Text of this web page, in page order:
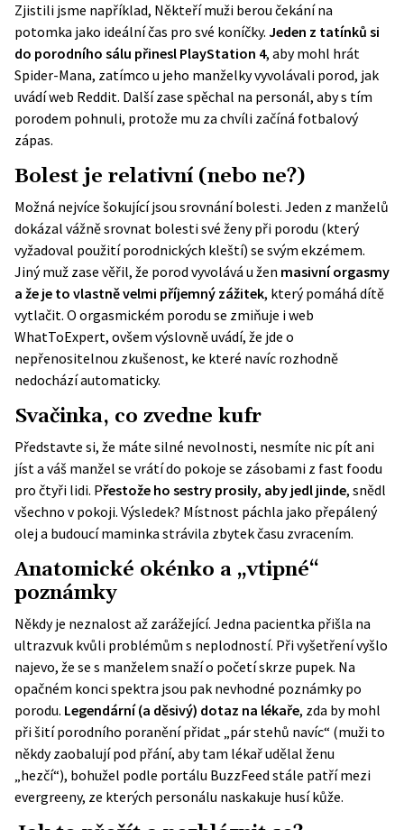
Zjistili jsme například, Někteří muži berou čekání na
potomka jako ideální čas pro své koníčky. Jeden z tatínků si
do porodního sálu přinesl PlayStation 4, aby mohl hrát
Spider-Mana, zatímco u jeho manželky vyvolávali porod, jak
uvádí web Reddit. Další zase spěchal na personál, aby s tím
porodem pohnuli, protože mu za chvíli začíná fotbalový
zápas.
Bolest je relativní (nebo ne?)
Možná nejvíce šokující jsou srovnání bolesti. Jeden z manželů
dokázal vážně srovnat bolesti své ženy při porodu (který
vyžadoval použití porodnických kleští) se svým ekzémem.
Jiný muž zase věřil, že porod vyvolává u žen masivní orgasmy
a že je to vlastně velmi příjemný zážitek, který pomáhá dítě
vytlačit. O orgasmickém porodu se zmiňuje i web
WhatToExpert, ovšem výslovně uvádí, že jde o
nepřenositelnou zkušenost, ke které navíc rozhodně
nedochází automaticky.
Svačinka, co zvedne kufr
Představte si, že máte silné nevolnosti, nesmíte nic pít ani
jíst a váš manžel se vrátí do pokoje se zásobami z fast foodu
pro čtyři lidi. Přestože ho sestry prosily, aby jedl jinde, snědl
všechno v pokoji. Výsledek? Místnost páchla jako přepálený
olej a budoucí maminka strávila zbytek času zvracením.
Anatomické okénko a „vtipné“
poznámky
Někdy je neznalost až zarážející. Jedna pacientka přišla na
ultrazvuk kvůli problémům s neplodností. Při vyšetření vyšlo
najevo, že se s manželem snaží o početí skrze pupek. Na
opačném konci spektra jsou pak nevhodné poznámky po
porodu. Legendární (a děsivý) dotaz na lékaře, zda by mohl
při šití porodního poranění přidat „pár stehů navíc“ (muži to
někdy zaobalují pod přání, aby tam lékař udělal ženu
„hezčí“), bohužel podle portálu BuzzFeed stále patří mezi
evergreeny, ze kterých personálu naskakuje husí kůže.